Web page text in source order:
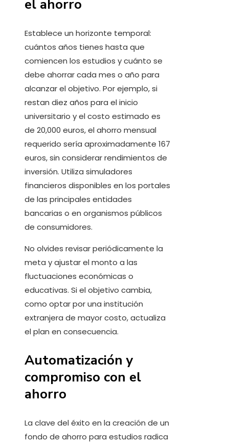
el ahorro
Establece un horizonte temporal:
cuántos años tienes hasta que
comiencen los estudios y cuánto se
debe ahorrar cada mes o año para
alcanzar el objetivo. Por ejemplo, si
restan diez años para el inicio
universitario y el costo estimado es
de 20,000 euros, el ahorro mensual
requerido sería aproximadamente 167
euros, sin considerar rendimientos de
inversión. Utiliza simuladores
financieros disponibles en los portales
de las principales entidades
bancarias o en organismos públicos
de consumidores.
No olvides revisar periódicamente la
meta y ajustar el monto a las
fluctuaciones económicas o
educativas. Si el objetivo cambia,
como optar por una institución
extranjera de mayor costo, actualiza
el plan en consecuencia.
Automatización y
compromiso con el
ahorro
La clave del éxito en la creación de un
fondo de ahorro para estudios radica